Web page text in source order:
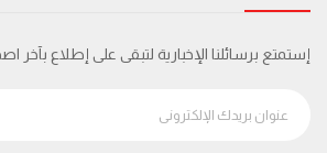
إستمتع برسائلنا الإخبارية لتبقى على إطلاع بآخر